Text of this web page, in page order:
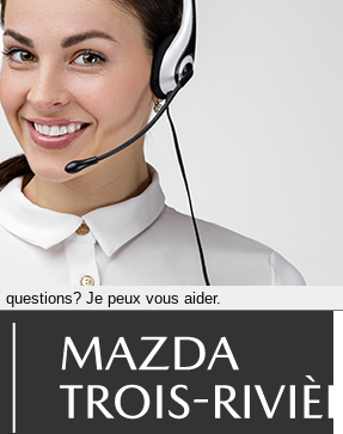
questions? Je peux vous aider.